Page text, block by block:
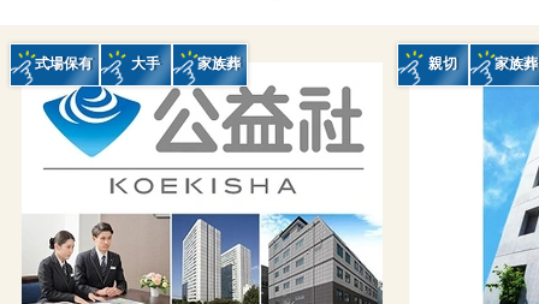
式場保有 大手 家族葬 親切 家族葬